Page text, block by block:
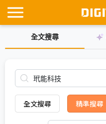
全文搜尋
全文搜尋 精準搜尋